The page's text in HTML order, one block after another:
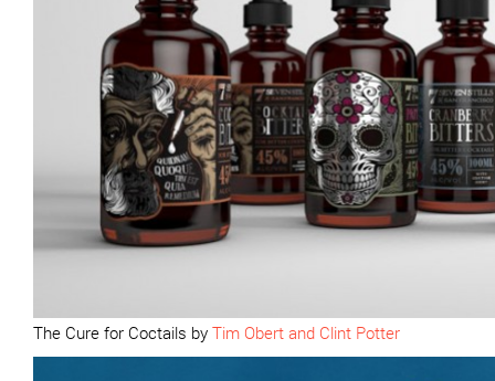
The Cure for Coctails by Tim Obert and Clint Potter